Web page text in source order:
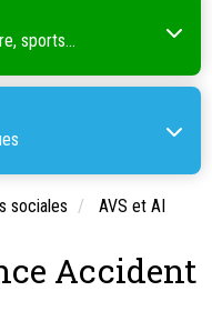
sports...
sociales AVS et AI
Accident